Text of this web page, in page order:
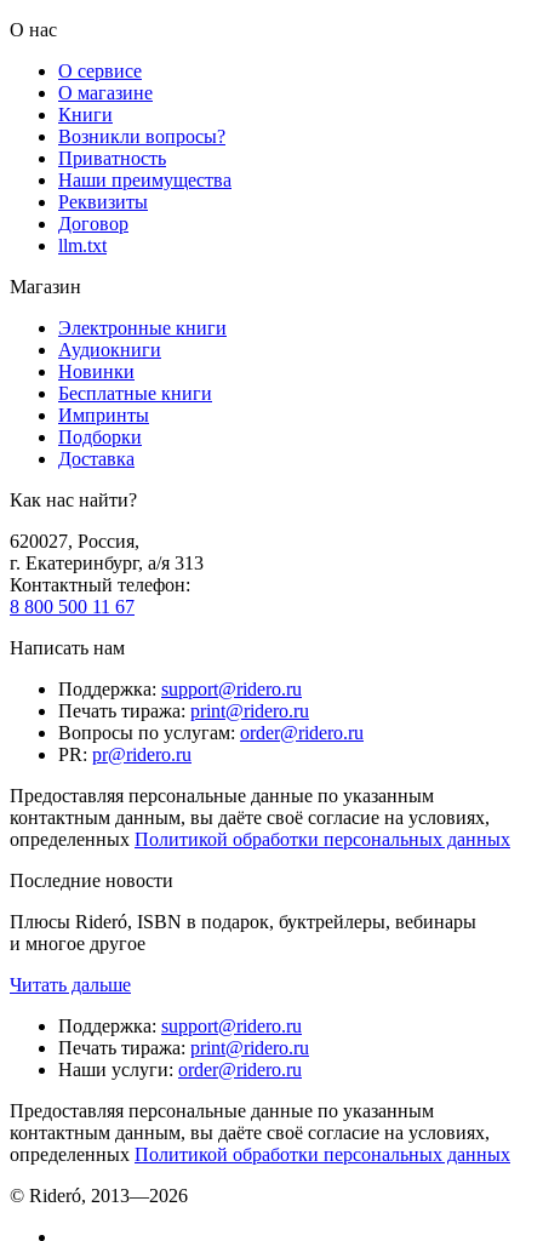
О нас
О сервисе
О магазине
Книги
Возникли вопросы?
Приватность
Наши преимущества
Реквизиты
Договор
llm.txt
Магазин
Электронные книги
Аудиокниги
Новинки
Бесплатные книги
Импринты
Подборки
Доставка
Как нас найти?
620027, Россия,
г. Екатеринбург, а/я 313
Контактный телефон:
8 800 500 11 67
Написать нам
Поддержка: support@ridero.ru
Печать тиража: print@ridero.ru
Вопросы по услугам: order@ridero.ru
PR: pr@ridero.ru
Предоставляя персональные данные по указанным
контактным данным, вы даёте своё согласие на условиях,
определенных Политикой обработки персональных данных
Последние новости
Плюсы Rideró, ISBN в подарок, буктрейлеры, вебинары
и многое другое
Читать дальше
Поддержка: support@ridero.ru
Печать тиража: print@ridero.ru
Наши услуги: order@ridero.ru
Предоставляя персональные данные по указанным
контактным данным, вы даёте своё согласие на условиях,
определенных Политикой обработки персональных данных
© Rideró, 2013—2026